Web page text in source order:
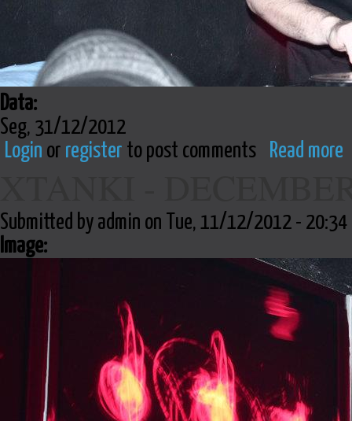
Data:
Seg, 31/12/2012
Login or register to post comments Read more
Submitted by admin on Tue, 11/12/2012 - 20:34
Image: